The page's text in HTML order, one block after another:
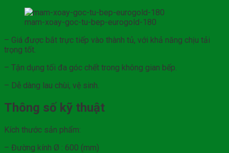
mam-xoay-goc-tu-bep-eurogold-180
– Giá được bắt trực tiếp vào thành tủ, với khả năng chịu tải
trọng tốt.
– Tận dụng tối đa góc chết trong không gian bếp.
– Dễ dàng lau chùi, vệ sinh.
Thông số kỹ thuật
Kích thước sản phẩm:
– Đường kính Ø : 600 (mm)